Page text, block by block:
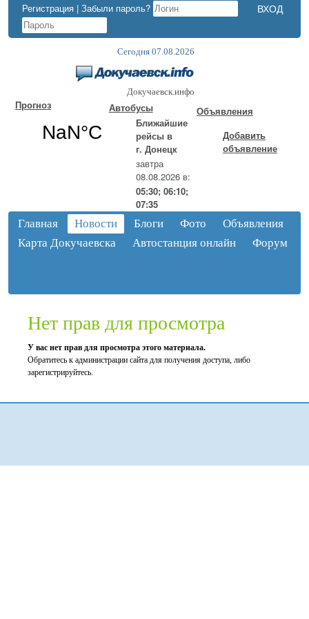
Регистрация | Забыли пароль?
Сегодня 07.08.2026
Докучаевск.инфо
Прогноз
Автобусы
Ближайшие
рейсы в
г. Донецк
завтра
08.08.2026 в:
05:30; 06:10;
07:35
Объявления
Добавить
объявление
Главная Новости Блоги Фото
Объявления
Карта Докучаевска
Автостанция онлайн Форум
Нет прав для просмотра
У вас нет прав для просмотра этого материала.
Обратитесь к администрации сайта для получения доступа, либо
зарегистрируйтесь.